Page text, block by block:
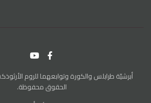
الحقوق محفوظة.